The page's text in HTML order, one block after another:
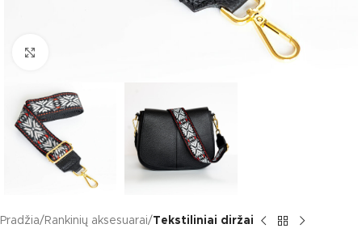
Pradžia Rankinių aksesuarai Tekstiliniai diržai